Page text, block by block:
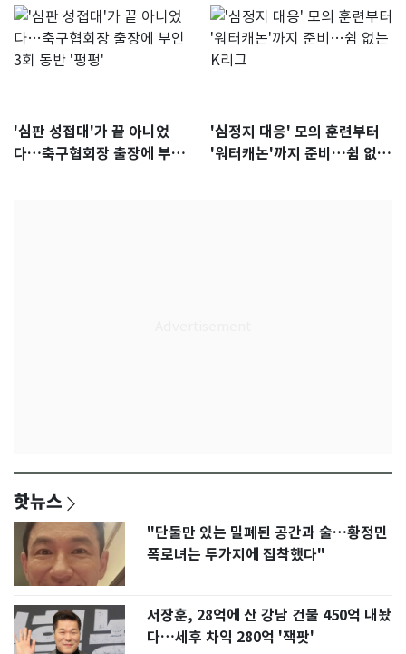
'심판 성접대'가 끝 아니었
다…축구협회장 출장에 부인
'심정지 대응' 모의 훈련부터
'워터캐논'까지 준비…쉼 없는
핫뉴스
"단둘만 있는 밀폐된 공간과 술…황정민
폭로녀는 두가지에 집착했다"
서장훈, 28억에 산 강남 건물 450억 내놨
다…세후 차익 280억 '잭팟'